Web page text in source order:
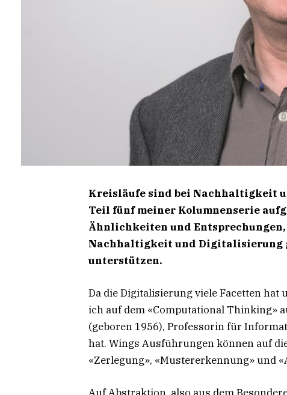
Kreisläufe sind bei Nachhaltigkeit
Teil fünf meiner Kolumnenserie
Ähnlichkeiten und
Nachhaltigkeit und Digitalisierung
unterstützen.
Da die Digitalisierung viele Facetten
ich auf dem «Computational Thinking»
(geboren 1956), Professorin für
hat. Wings Ausführungen können auf
«Zerlegung», «Mustererkennung» und